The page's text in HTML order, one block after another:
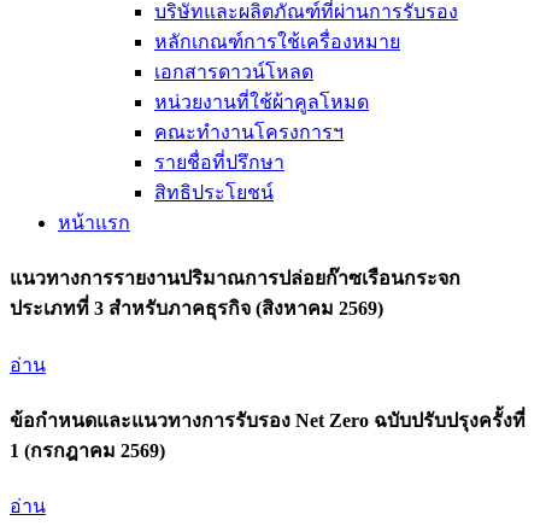
บริษัทและผลิตภัณฑ์ที่ผ่านการรับรอง
หลักเกณฑ์การใช้เครื่องหมาย
เอกสารดาวน์โหลด
หน่วยงานที่ใช้ผ้าคูลโหมด
คณะทำงานโครงการฯ
รายชื่อที่ปรึกษา
สิทธิประโยชน์
หน้าแรก
แนวทางการรายงานปริมาณการปล่อยก๊าซเรือนกระจก
ประเภทที่ 3 สำหรับภาคธุรกิจ (สิงหาคม 2569)
อ่าน
ข้อกำหนดและแนวทางการรับรอง Net Zero ฉบับปรับปรุงครั้งที่
1 (กรกฎาคม 2569)
อ่าน